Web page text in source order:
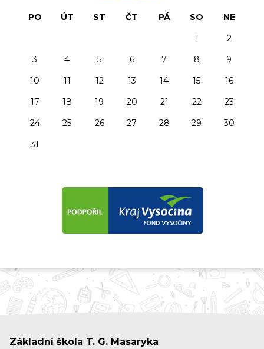
PO ÚT ST ČT PÁ SO
NE
1
2
3
4 5 6 7 8
9
10
11 12 13 14 15
16
17
18 19 20 21 22
23
24
25 26 27 28 29
30
31
Základní škola T. G. Masaryka